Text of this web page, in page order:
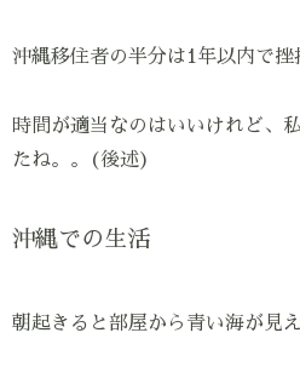
沖縄移住者の半分は1年以内で挫
時間が適当なのはいいけれど、
たね。。(後述)
沖縄での生活
朝起きると部屋から青い海が見え